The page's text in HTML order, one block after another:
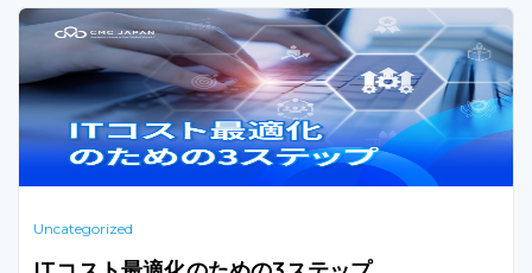
Uncategorized